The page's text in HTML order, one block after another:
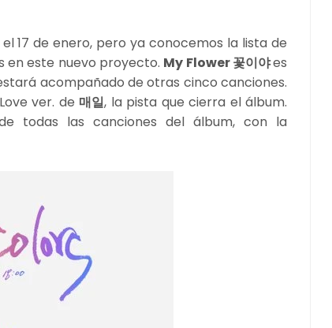
17 de enero, pero ya conocemos la lista de
en este nuevo proyecto. My Flower 꽃이야es
acompañado de otras cinco canciones.
ver. de 매일, la pista que cierra el álbum.
todas las canciones del álbum, con la